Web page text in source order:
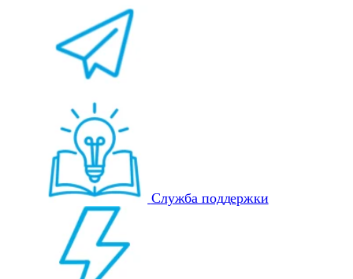
Служба поддержки